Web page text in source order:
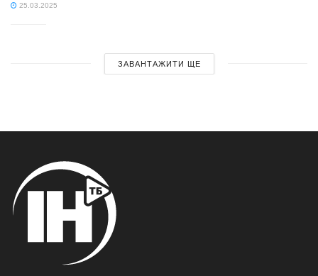
25.03.2025
ЗАВАНТАЖИТИ ЩЕ